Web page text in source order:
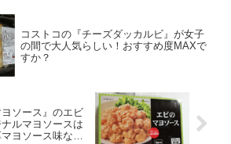
コストコの『チーズダッカルビ』が女子
の間で大人気らしい！おすすめ度MAXで
すか？
ソース』のエビ
ルマヨソースは
ヨソース味なの